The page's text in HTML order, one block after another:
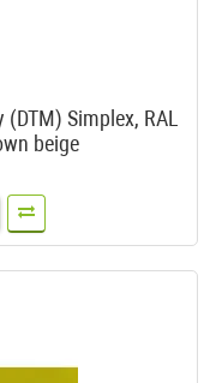
Simplex, RAL
beige